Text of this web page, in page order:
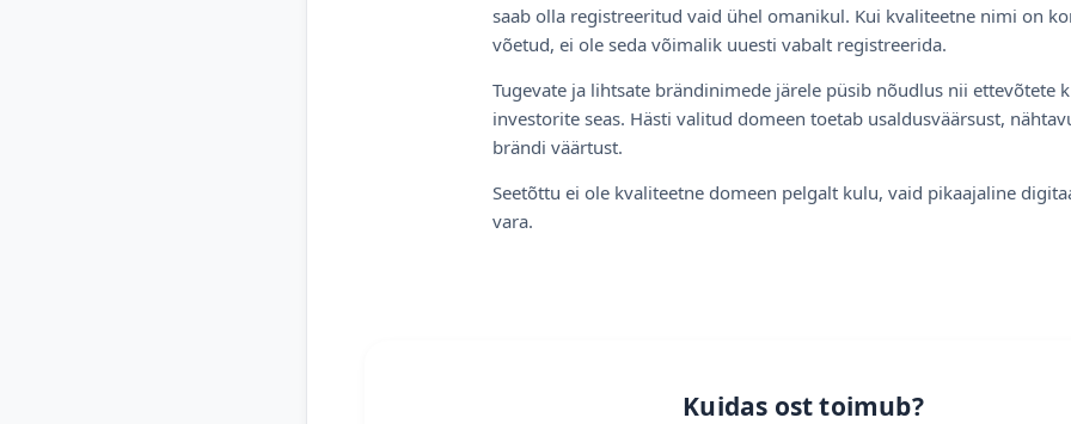
saab olla registreeritud vaid ühel omanikul. Kui kvaliteetne nimi on
võetud, ei ole seda võimalik uuesti vabalt registreerida.
Tugevate ja lihtsate brändinimede järele püsib nõudlus nii ettevõtete
investorite seas. Hästi valitud domeen toetab usaldusväärsust,
brändi väärtust.
Seetõttu ei ole kvaliteetne domeen pelgalt kulu, vaid pikaajaline
vara.
Kuidas ost toimub?